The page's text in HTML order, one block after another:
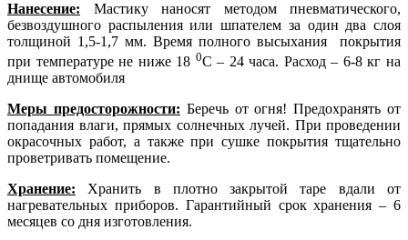
Нанесение: Мастику наносят методом пневматического,
безвоздушного распыления или шпателем за один два слоя
толщиной 1,5-1,7 мм. Время полного высыхания покрытия
при температуре не ниже 18 0С – 24 часа. Расход – 6-8 кг на
днище автомобиля
Меры предосторожности: Беречь от огня! Предохранять от
попадания влаги, прямых солнечных лучей. При проведении
окрасочных работ, а также при сушке покрытия тщательно
проветривать помещение.
Хранение: Хранить в плотно закрытой таре вдали от
нагревательных приборов. Гарантийный срок хранения – 6
месяцев со дня изготовления.